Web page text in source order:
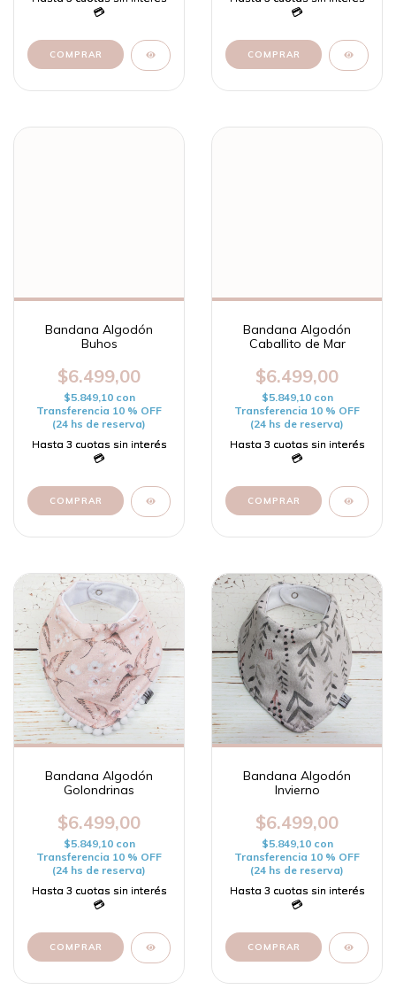
Bandana Algodón
Buhos
$6.499,00
$5.849,10 con
Transferencia 10 % OFF
(24 hs de reserva)
Bandana Algodón
Caballito de Mar
$6.499,00
$5.849,10 con
Transferencia 10 % OFF
(24 hs de reserva)
Bandana Algodón
Golondrinas
$6.499,00
$5.849,10 con
Transferencia 10 % OFF
(24 hs de reserva)
Bandana Algodón
Invierno
$6.499,00
$5.849,10 con
Transferencia 10 % OFF
(24 hs de reserva)